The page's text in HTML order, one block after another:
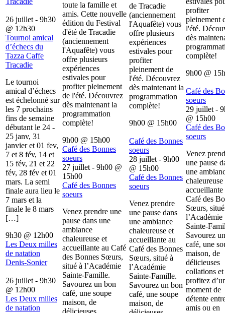
26 juillet - 9h30
@ 12h30
Tournoi amical
d’échecs du
Tazza Caffe
Tracadie
Le tournoi
amical d’échecs
est échelonné sur
les 7 prochains
fins de semaine
débutant le 24 -
25 janv, 31
janvier et 01 fev,
7 et 8 fév, 14 et
15 fév, 21 et 22
fév, 28 fév et 01
mars. La semi
finale aura lieu le
7 mars et la
finale le 8 mars
[…]
9h30 @ 12h00
Les Deux milles
de natation
Denis-Sonier
26 juillet - 9h30
@ 12h00
Les Deux milles
de natation
toute la famille et
amis. Cette nouvelle
édition du Festival
d'été de Tracadie
(anciennement
l'Aquafête) vous
offre plusieurs
expériences
estivales pour
profiter pleinement
de l'été. Découvrez
dès maintenant la
programmation
complète!
9h00 @ 15h00
Café des Bonnes
soeurs
27 juillet - 9h00 @
15h00
Café des Bonnes
soeurs
Venez prendre une
pause dans une
ambiance
chaleureuse et
accueillante au Café
des Bonnes Sœurs,
situé à l’Académie
Sainte-Famille.
Savourez un bon
café, une soupe
maison, de
de Tracadie
(anciennement
l'Aquafête) vous
offre plusieurs
expériences
estivales pour
profiter
pleinement de
l'été. Découvrez
dès maintenant la
programmation
complète!
9h00 @ 15h00
Café des Bonnes
soeurs
28 juillet - 9h00
@ 15h00
Café des Bonnes
soeurs
Venez prendre
une pause dans
une ambiance
chaleureuse et
accueillante au
Café des Bonnes
Sœurs, situé à
l’Académie
Sainte-Famille.
Savourez un bon
café, une soupe
maison, de
profiter
pleinement
l'été.
dès
complète!
9h00 @
Café des
soeurs
29 juillet -
@ 15h00
Café des
soeurs
Venez
une pause
une
chaleureuse
accueillante
Café des
Sœurs,
l’Académie
Sainte-
Savourez
café, une
maison, de
délicieuses
collations et
profitez
moment de
détente
amis ou en